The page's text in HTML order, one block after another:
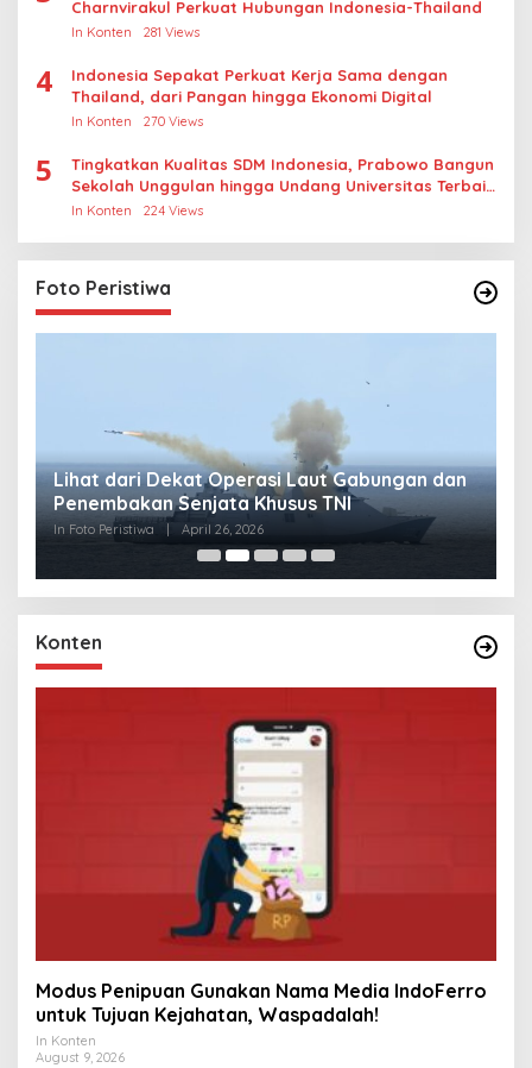
Charnvirakul Perkuat Hubungan Indonesia-Thailand
In Konten 281 Views
4
Indonesia Sepakat Perkuat Kerja Sama dengan
Thailand, dari Pangan hingga Ekonomi Digital
In Konten 270 Views
5
Tingkatkan Kualitas SDM Indonesia, Prabowo Bangun
Sekolah Unggulan hingga Undang Universitas Terbaik
Dunia
In Konten 224 Views
Foto Peristiwa
Lihat dari Dekat Operasi Laut Gabungan dan
Penembakan Senjata Khusus TNI
In Foto Peristiwa April 26, 2026
Konten
Modus Penipuan Gunakan Nama Media IndoFerro
untuk Tujuan Kejahatan, Waspadalah!
In Konten
August 9, 2026